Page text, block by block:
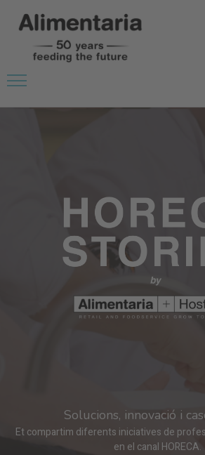
Solucions, innovació i
Et compartim diferents iniciatives de
en el canal HORECA.